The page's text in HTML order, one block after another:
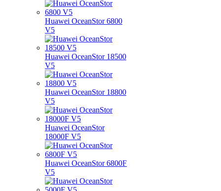
Huawei OceanStor 6800
V5
Huawei OceanStor 18500
V5
Huawei OceanStor 18800
V5
Huawei OceanStor
18000F V5
Huawei OceanStor 6800F
V5